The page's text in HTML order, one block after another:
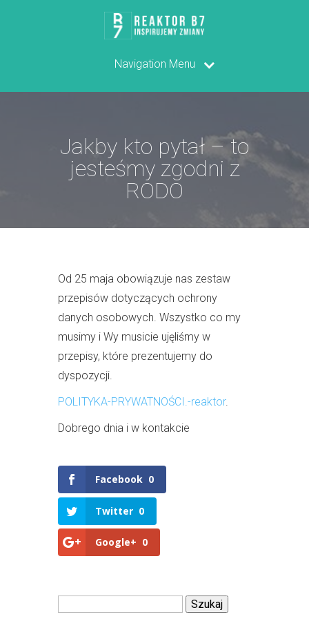
Navigation Menu
Jakby kto pytał – to
jesteśmy zgodni z
RODO
Od 25 maja obowiązuje nas zestaw
przepisów dotyczących ochrony
danych osobowych. Wszystko co my
musimy i Wy musicie ujęliśmy w
przepisy, które prezentujemy do
dyspozycji.
POLITYKA-PRYWATNOŚCI.-reaktor.
Dobrego dnia i w kontakcie
Facebook 0
Twitter 0
Google+ 0
Szukaj: